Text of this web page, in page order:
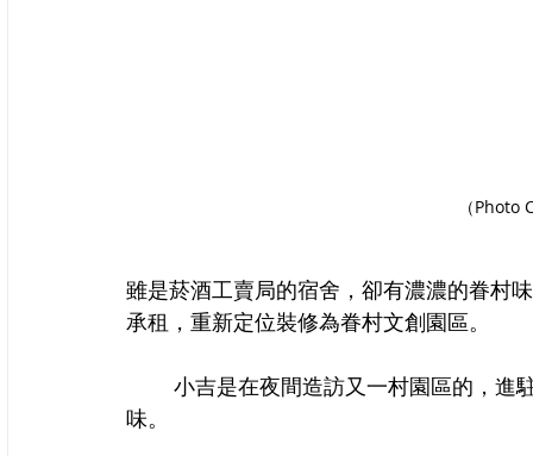
（
雖是菸酒工賣局的宿舍，卻有濃濃的眷村
承租，重新定位裝修為眷村文創園區。
味。